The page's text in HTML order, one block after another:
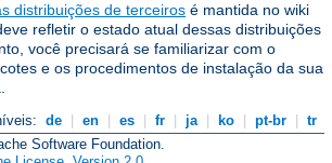
distribuições de terceiros é mantida no wiki
refletir o estado atual dessas distribuições
você precisará se familiarizar com o
e os procedimentos de instalação da sua
de en es fr ja ko pt-br
tr
Software Foundation.